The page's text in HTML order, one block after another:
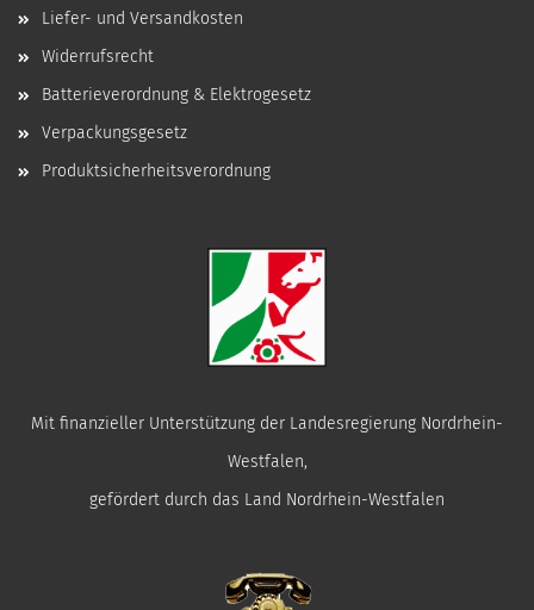
Liefer- und Versandkosten
Widerrufsrecht
Batterieverordnung & Elektrogesetz
Verpackungsgesetz
Produktsicherheitsverordnung
Mit finanzieller Unterstützung der Landesregierung Nordrhein-
Westfalen,
gefördert durch das Land Nordrhein-Westfalen